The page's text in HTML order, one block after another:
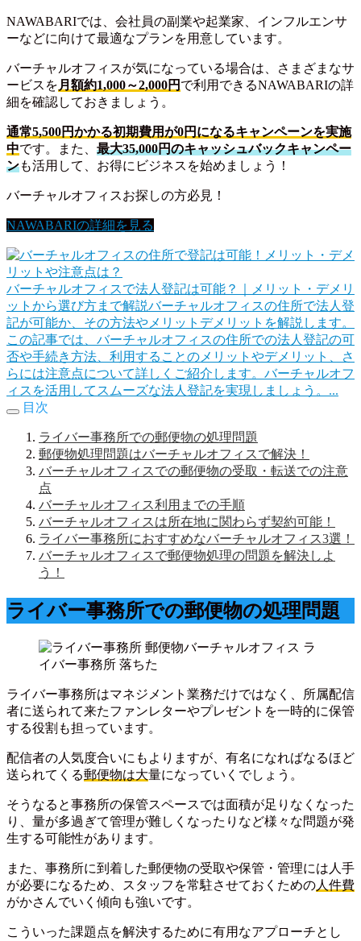
NAWABARIでは、会社員の副業や起業家、インフルエンサ
ーなどに向けて最適なプランを用意しています。
バーチャルオフィスが気になっている場合は、さまざまなサ
ービスを月額約1,000～2,000円 で利用できるNAWABARIの詳
細を確認しておきましょう。
通常5,500円かかる初期費用が0円になるキャンペーンを実施
中です。また、 最大35,000円のキャッシュバックキャンペー
ンも活用して、お得にビジネスを始めましょう！
バーチャルオフィスお探しの方必見！
NAWABARIの詳細を見る
バーチャルオフィスで法人登記は可能？｜メリット・デメリ
ットから選び方まで解説バーチャルオフィスの住所で法人登
記が可能か、その方法やメリットデメリットを解説します。
この記事では、バーチャルオフィスの住所での法人登記の可
否や手続き方法、利用することのメリットやデメリット、さ
らには注意点について詳しくご紹介します。バーチャルオフ
ィスを活用してスムーズな法人登記を実現しましょう。...
目次
ライバー事務所での郵便物の処理問題
郵便物処理問題はバーチャルオフィスで解決！
バーチャルオフィスでの郵便物の受取・転送での注意
点
バーチャルオフィス利用までの手順
バーチャルオフィスは所在地に関わらず契約可能！
ライバー事務所におすすめなバーチャルオフィス3選！
バーチャルオフィスで郵便物処理の問題を解決しよ
う！
ライバー事務所での郵便物の処理問題
ライバー事務所はマネジメント業務だけではなく、所属配信
者に送られて来たファンレターやプレゼントを一時的に保管
する役割も担っています。
配信者の人気度合いにもよりますが、有名になればなるほど
送られてくる郵便物は大量になっていくでしょう。
そうなると事務所の保管スペースでは面積が足りなくなった
り、量が多過ぎて管理が難しくなったりなど様々な問題が発
生する可能性があります。
また、事務所に到着した郵便物の受取や保管・管理には人手
が必要になるため、スタッフを常駐させておくための人件費
がかさんでいく傾向も強いです。
こういった課題点を解決するために有用なアプローチとし